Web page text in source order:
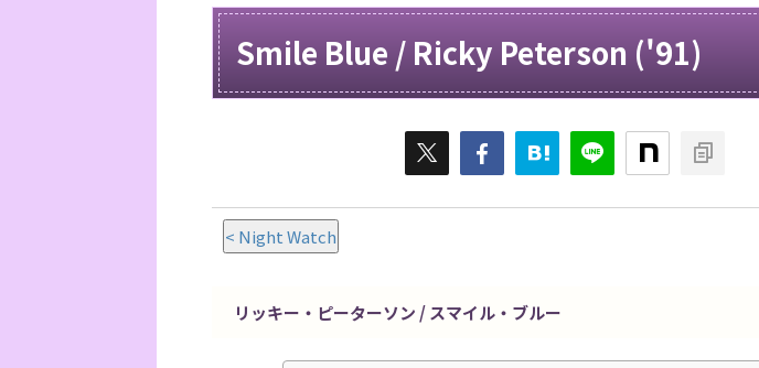
Smile Blue / Ricky Peterson ('91)
< Night Watch
リッキー・ピーターソン / スマイル・ブルー